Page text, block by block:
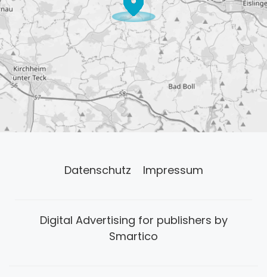
Datenschutz Impressum
Digital Advertising for publishers by
Smartico